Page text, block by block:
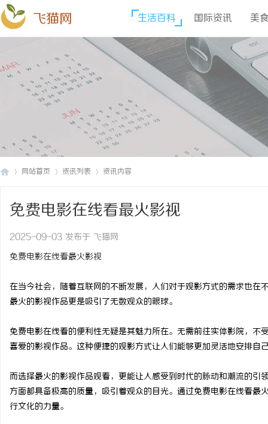
飞猫网 生活百科 国际资讯 美
网站首页 资讯列表 资讯内容
免费电影在线看最火影视
2025-09-03 发布于 飞猫网
免费电影在线看最火影视
在当今社会，随着互联网的不断发展，人们对于观影方式的需求也
最火的影视作品更是吸引了无数观众的眼球。
免费电影在线看的便利性无疑是其魅力所在。无需前往实体影院，
喜爱的影视作品。这种便捷的观影方式让人们能够更加灵活地安排自
而选择最火的影视作品观看，更能让人感受到时代的脉动和潮流的
方面都具备极高的质量，吸引着观众的目光。通过免费电影在线看
行文化的力量。